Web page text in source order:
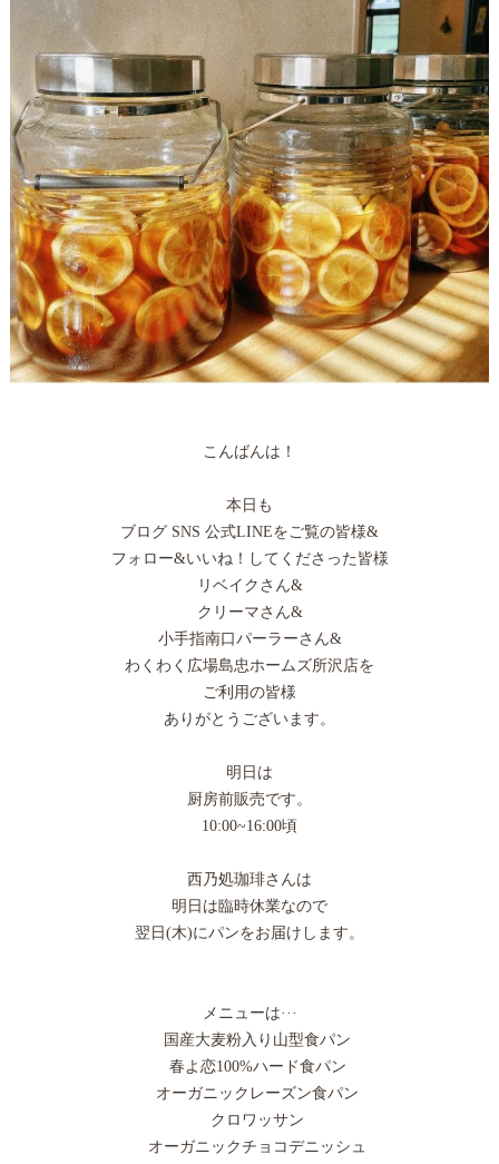
こんばんは！
本日も
ブログ SNS 公式LINEをご覧の皆様&
フォロー&いいね！してくださった皆様
リベイクさん&
クリーマさん&
小手指南口パーラーさん&
わくわく広場島忠ホームズ所沢店を
ご利用の皆様
ありがとうございます。
明日は
厨房前販売です。
10:00~16:00頃
西乃処珈琲さんは
明日は臨時休業なので
翌日(木)にパンをお届けします。
メニューは···
国産大麦粉入り山型食パン
春よ恋100%ハード食パン
オーガニックレーズン食パン
クロワッサン
オーガニックチョコデニッシュ